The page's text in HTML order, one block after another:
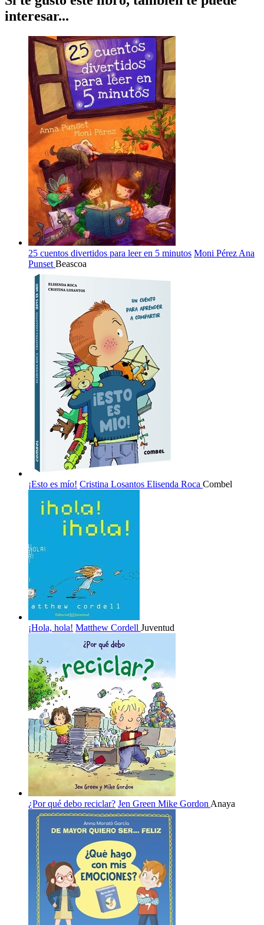
interesar...
25 cuentos divertidos para leer en 5 minutos Moni Pérez Ana
Punset Beascoa
¡Esto es mío! Cristina Losantos Elisenda Roca Combel
¡Hola, hola! Matthew Cordell Juventud
¿Por qué debo reciclar? Jen Green Mike Gordon Anaya